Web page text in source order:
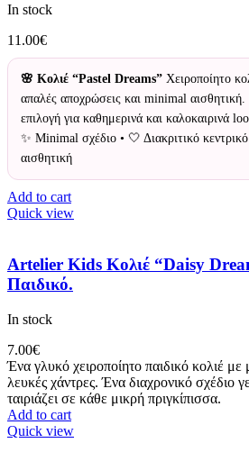
In stock
11.00€
🌸 Κολιέ “Pastel Dreams” Χειροποίητο
απαλές αποχρώσεις και minimal
επιλογή για καθημερινά και καλοκαιρινά
✨ Minimal σχέδιο • 🤍 Διακριτικό
αισθητική
Add to cart
Quick view
Artelier Kids Κολιέ “Daisy
Παιδικό.
In stock
7.00€
Ένα γλυκό χειροποίητο παιδικό κολιέ με
λευκές χάντρες. Ένα διαχρονικό σχέδιο
ταιριάζει σε κάθε μικρή πριγκίπισσα.
Add to cart
Quick view